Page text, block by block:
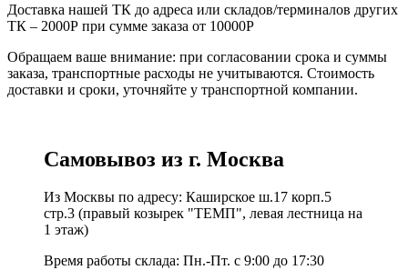
Доставка нашей ТК до адреса или складов/терминалов других
ТК – 2000Р при сумме заказа от 10000Р
Обращаем ваше внимание: при согласовании срока и суммы
заказа, транспортные расходы не учитываются. Стоимость
доставки и сроки, уточняйте у транспортной компании.
Самовывоз из г. Москва
Из Москвы по адресу: Каширское ш.17 корп.5
стр.3 (правый козырек "ТЕМП", левая лестница на
1 этаж)
Время работы склада: Пн.-Пт. с 9:00 до 17:30